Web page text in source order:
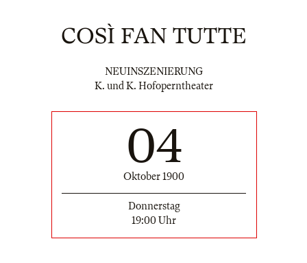
COSÌ FAN TUTTE
NEUINSZENIERUNG
K. und K. Hofoperntheater
04
Oktober 1900
Donnerstag
19:00 Uhr